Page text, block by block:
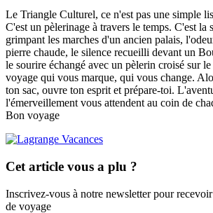
Le Triangle Culturel, ce n'est pas une simple
C'est un pèlerinage à travers le temps. C'est la
grimpant les marches d'un ancien palais,
pierre chaude, le silence recueilli devant un
le sourire échangé avec un pèlerin croisé sur
voyage qui vous marque, qui vous change.
ton sac, ouvre ton esprit et prépare-toi.
l'émerveillement vous attendent au coin de
Bon voyage
Cet article vous a plu ?
Inscrivez-vous à notre newsletter pour
de voyage